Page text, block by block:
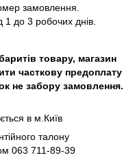
замовлення.
1 до 3 робочих днів.
товару, магазин
часткову предоплату
не забору замовлення.
в м.Київ
талону
063 711-89-39